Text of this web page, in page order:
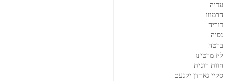
עדיה
הרמוזו
דוריה
נסיה
ברטה
ליז מרטינז
חוות רונית
סקיי גארדן יקנעם